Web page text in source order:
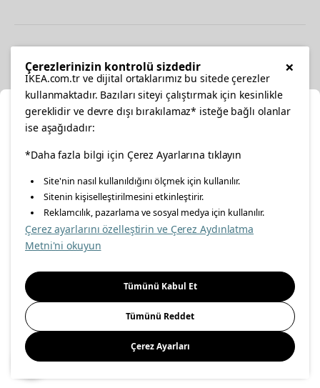
facebooktwitterinstagrampinterestyoutube
linkedin
Enerji Politikası Bilgi Güvenliği Politikası
Gıda Güvenliği Politikası
Önemli Bilgilendirme İnternet Sitesi Gizlilik Politikası
Kişisel Verilerin Korunması
© Inter IKEA Systems B.V 1999-
Konumunuzu Seçin
İnternetten vereceğiniz siparişlerinizde size özel hizmet ve
içerikleri görebilmek için lütfen konumuzu seçin.
İl seçiniz
Seçiniz
Kaydet
×
Çerezlerinizin kontrolü sizdedir
IKEA.com.tr ve dijital ortaklarımız bu sitede çerezler
kullanmaktadır. Bazıları siteyi çalıştırmak için kesinlikle
gereklidir ve devre dışı bırakılamaz* isteğe bağlı olanlar
ise aşağıdadır:
*Daha fazla bilgi için Çerez Ayarlarına tıklayın
Site'nin nasıl kullanıldığını ölçmek için kullanılır.
Sitenin kişiselleştirilmesini etkinleştirir.
Reklamcılık, pazarlama ve sosyal medya için kullanılır.
Çerez ayarlarını özelleştirin ve Çerez Aydınlatma
Metni'ni okuyun
Tümünü Kabul Et
Tümünü Reddet
Çerez Ayarları